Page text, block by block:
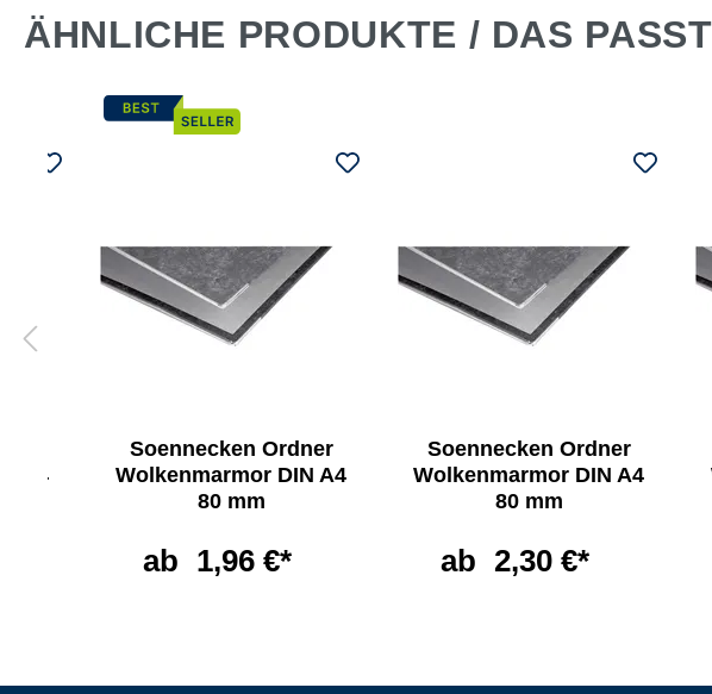
ÄHNLICHE PRODUKTE / DAS
A4
Soennecken Ordner
Wolkenmarmor DIN A4
80 mm
ab 1,96 €*
Soennecken Ordner
Wolkenmarmor DIN A4
80 mm
ab 2,30 €*